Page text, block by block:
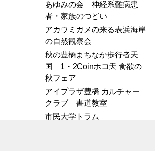
あゆみの会 神経系難病患
者・家族のつどい
アカウミガメの来る表浜海岸
の自然観察会
秋の豊橋まちなか歩行者天
国 1・2Coinホコ天 食欲の
秋フェア
アイプラザ豊橋 カルチャー
クラブ 書道教室
市民大学トラム